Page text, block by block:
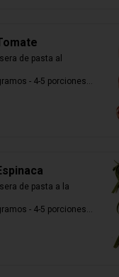
de pasta al
- 4-5 porciones.
de pasta a la
- 4-5 porciones.